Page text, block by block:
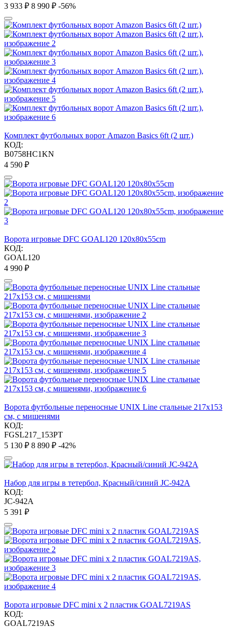
3 933 ₽ 8 990 ₽ -56%
Комплект футбольных ворот Amazon Basics 6ft (2 шт.)
КОД:
B0758HC1KN
4 590 ₽
Ворота игровые DFC GOAL120 120x80x55cm
КОД:
GOAL120
4 990 ₽
Ворота футбольные переносные UNIX Line стальные 217x153
см, с мишенями
КОД:
FGSL217_153PT
5 130 ₽ 8 890 ₽ -42%
Набор для игры в тетербол, Красный/синий JC-942A
КОД:
JC-942A
5 391 ₽
Ворота игровые DFC mini х 2 пластик GOAL7219AS
КОД:
GOAL7219AS